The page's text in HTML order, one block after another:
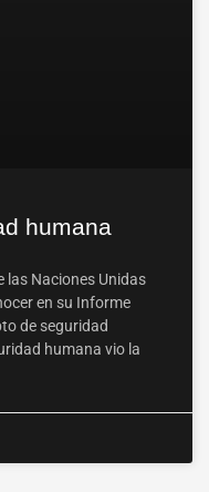
humana
las Naciones Unidas
en su Informe
de seguridad
humana vio la